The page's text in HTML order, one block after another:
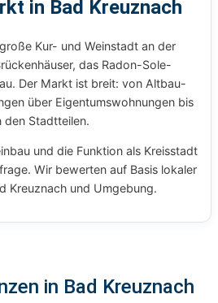
in Bad Kreuznach
Kur- und Weinstadt an der
das Radon-Sole-
Der Markt ist breit: von Altbau-
über Eigentumswohnungen bis
den Stadtteilen.
und die Funktion als Kreisstadt
Wir bewerten auf Basis lokaler
Kreuznach und Umgebung.
in Bad Kreuznach